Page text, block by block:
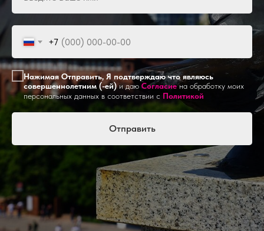
+7
Нажимая Отправить, Я подтверждаю что являюсь
совершеннолетним (-ей)и даю Согласиена обработку моих
персональных данных в соответствии с Политикой
Отправить